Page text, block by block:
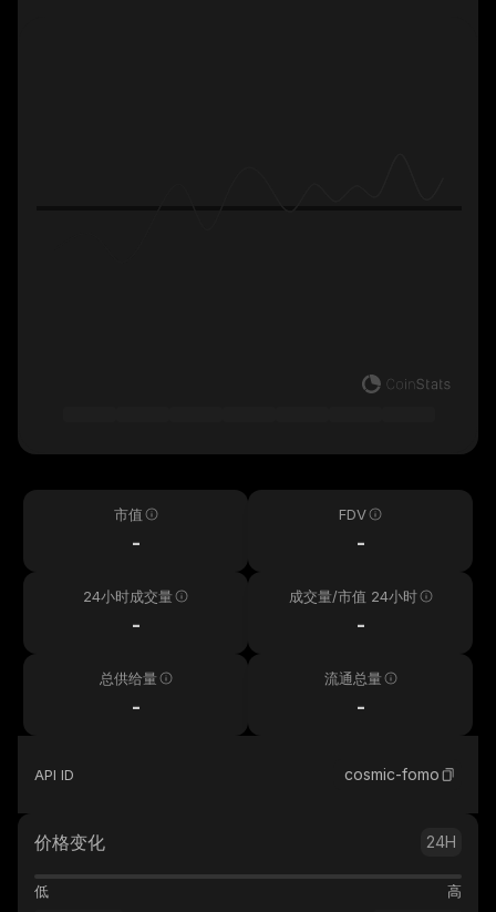
市值
-
FDV
-
24小时成交量
-
成交量/市值 24小时
-
总供给量
-
流通总量
-
API ID cosmic-fomo
价格变化 24H
低 高